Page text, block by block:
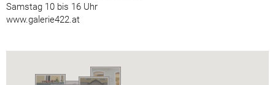
Samstag 10 bis 16 Uhr
www.galerie422.at